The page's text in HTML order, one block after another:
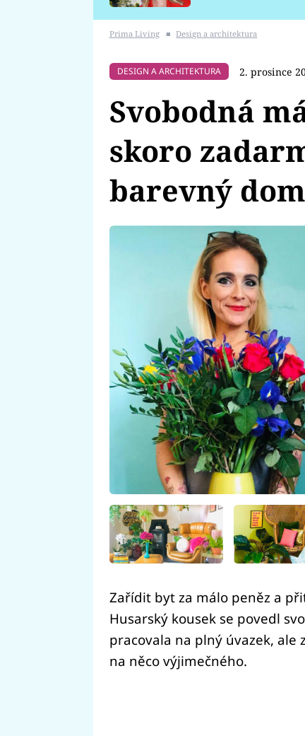
Prima Living ■ Design a architektura
DESIGN A ARCHITEKTURA 2. prosince
Svobodná
skoro
barevný
Zařídit byt za málo peněz a
Husarský kousek se povedl
pracovala na plný úvazek,
na něco výjimečného.